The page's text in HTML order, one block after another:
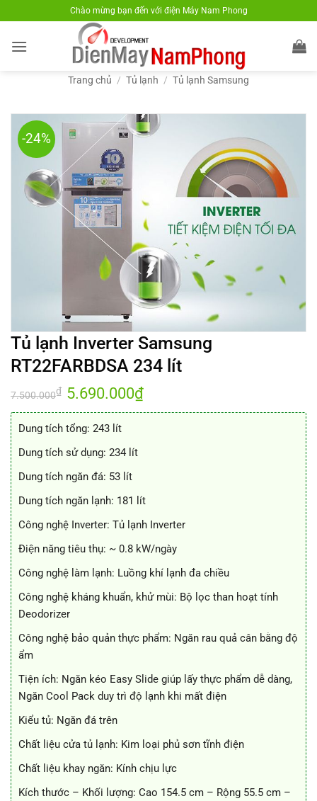
qua
nội
Chào mừng bạn đến với điện Máy Nam Phong
Trang chủ / Tủ lạnh / Tủ lạnh Samsung
-24%
Tủ lạnh Inverter Samsung
RT22FARBDSA 234 lít
7.500.000₫ Giá
gốc
là:
5.690.000₫Giá
tại
Dung tích tổng: 243 lít
Dung tích sử dụng: 234 lít
Dung tích ngăn đá: 53 lít
Dung tích ngăn lạnh: 181 lít
Công nghệ Inverter: Tủ lạnh Inverter
Điện năng tiêu thụ: ~ 0.8 kW/ngày
Công nghệ làm lạnh: Luồng khí lạnh đa chiều
Công nghệ kháng khuẩn, khử mùi: Bộ lọc than hoạt tính
Deodorizer
Công nghệ bảo quản thực phẩm: Ngăn rau quả cân bằng độ
ẩm
Tiện ích: Ngăn kéo Easy Slide giúp lấy thực phẩm dễ dàng,
Ngăn Cool Pack duy trì độ lạnh khi mất điện
Kiểu tủ: Ngăn đá trên
Chất liệu cửa tủ lạnh: Kim loại phủ sơn tĩnh điện
Chất liệu khay ngăn: Kính chịu lực
Kích thước – Khối lượng: Cao 154.5 cm – Rộng 55.5 cm –